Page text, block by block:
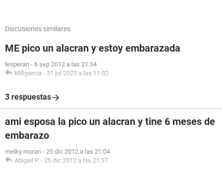
Discusiones similares
ME pico un alacran y estoy embarazada
lesperan - 6 sep 2012 a las 21:34
Miligarcia - 31 jul 2023 a las 11:02
3 respuestas
ami esposa la pico un alacran y tine 6 meses de
embarazo
melky moran - 25 dic 2012 a las 21:04
Abigail P. - 25 dic 2012 a las 21:37